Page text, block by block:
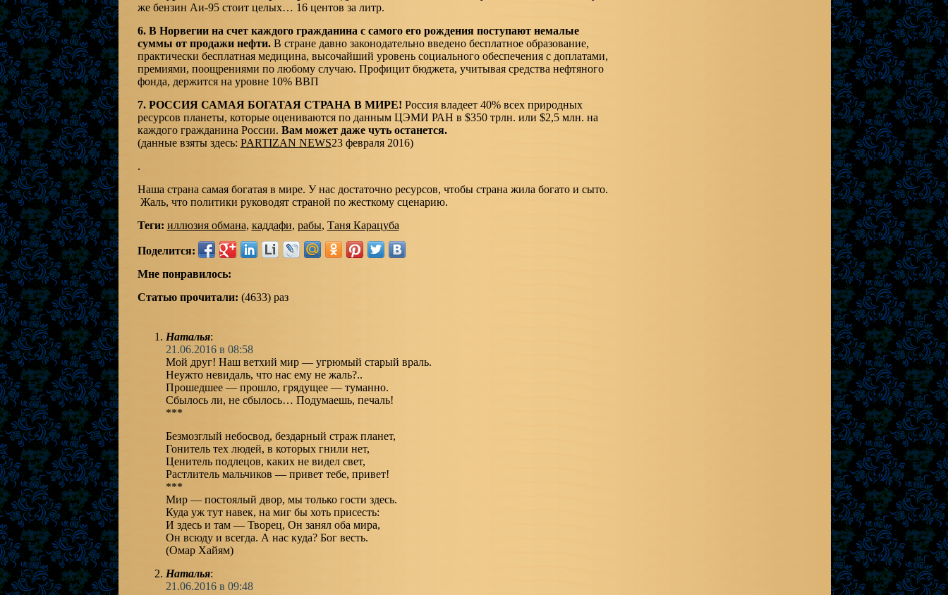
же бензин Аи-95 стоит целых… 16 центов за литр.
6. В Норвегии на счет каждого гражданина с самого его рождения поступают немалые
суммы от продажи нефти.В стране давно законодательно введено бесплатное образование,
практически бесплатная медицина, высочайший уровень социального обеспечения с доплатами,
премиями, поощрениями по любому случаю. Профицит бюджета, учитывая средства нефтяного
фонда, держится на уровне 10% ВВП
7. РОССИЯ САМАЯ БОГАТАЯ СТРАНА В МИРЕ! Россия владеет 40% всех природных
ресурсов планеты, которые оцениваются по данным ЦЭМИ РАН в $350 трлн. или $2,5 млн. на
каждого гражданина России. Вам может даже чуть останется.
(данные взяты здесь: PARTIZAN NEWS23 февраля 2016)
.
Наша страна самая богатая в мире. У нас достаточно ресурсов, чтобы страна жила богато и сыто.
Жаль, что политики руководят страной по жесткому сценарию.
Теги: иллюзия обмана, каддафи, рабы, Таня Карацуба
Поделится:
Мне понравилось:
Статью прочитали: (4633) раз
Наталья:
21.06.2016 в 08:58
Мой друг! Наш ветхий мир — угрюмый старый враль.
Неужто невидаль, что нас ему не жаль?..
Прошедшее — прошло, грядущее — туманно.
Сбылось ли, не сбылось… Подумаешь, печаль!
***
Безмозглый небосвод, бездарный страж планет,
Гонитель тех людей, в которых гнили нет,
Ценитель подлецов, каких не видел свет,
Растлитель мальчиков — привет тебе, привет!
***
Мир — постоялый двор, мы только гости здесь.
Куда уж тут навек, на миг бы хоть присесть:
И здесь и там — Творец, Он занял оба мира,
Он всюду и всегда. А нас куда? Бог весть.
(Омар Хайям)
Наталья:
21.06.2016 в 09:48